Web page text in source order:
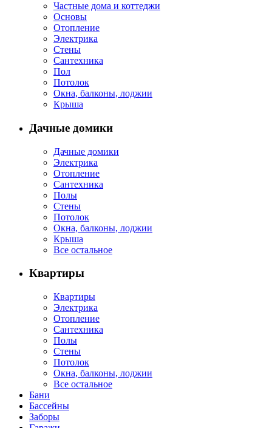
Частные дома и коттеджи
Основы
Отопление
Электрика
Стены
Сантехника
Пол
Потолок
Окна, балконы, лоджии
Крыша
Дачные домики
Дачные домики
Электрика
Отопление
Сантехника
Полы
Стены
Потолок
Окна, балконы, лоджии
Крыша
Все остальное
Квартиры
Квартиры
Электрика
Отопление
Сантехника
Полы
Стены
Потолок
Окна, балконы, лоджии
Все остальное
Бани
Бассейны
Заборы